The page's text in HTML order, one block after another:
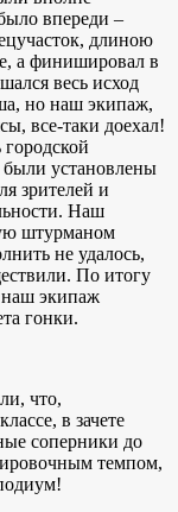
впереди –
длиною
а финишировал в
весь исход
но наш экипаж,
все-таки доехал!
были установлены
зрителей и
Наш
штурманом
не удалось,
По итогу
наш экипаж
гонки.
что,
в зачете
соперники до
темпом,